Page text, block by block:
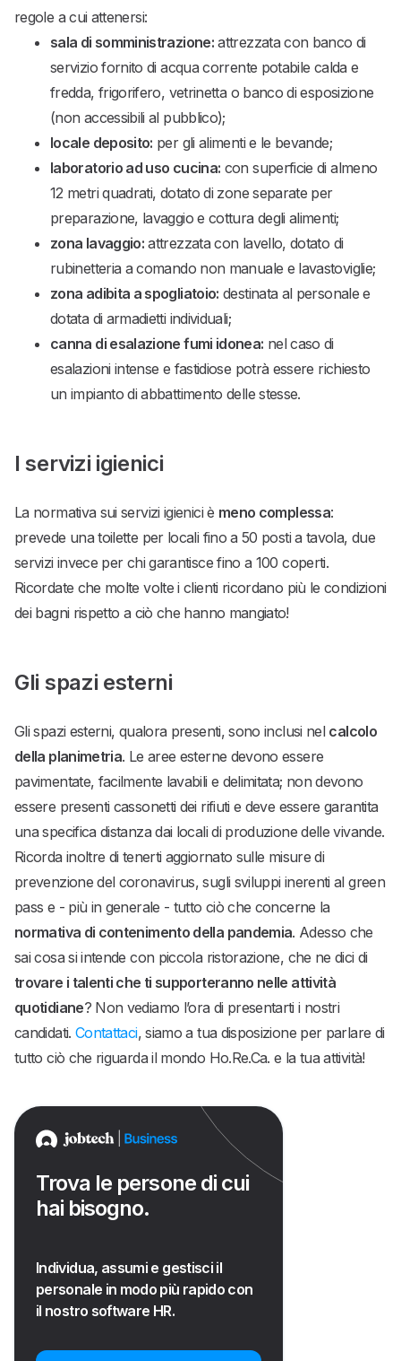
regole a cui attenersi:
sala di somministrazione: attrezzata con banco di
servizio fornito di acqua corrente potabile calda e
fredda, frigorifero, vetrinetta o banco di esposizione
(non accessibili al pubblico);
locale deposito: per gli alimenti e le bevande;
laboratorio ad uso cucina: con superficie di almeno
12 metri quadrati, dotato di zone separate per
preparazione, lavaggio e cottura degli alimenti;
zona lavaggio: attrezzata con lavello, dotato di
rubinetteria a comando non manuale e lavastoviglie;
zona adibita a spogliatoio: destinata al personale e
dotata di armadietti individuali;
canna di esalazione fumi idonea: nel caso di
esalazioni intense e fastidiose potrà essere richiesto
un impianto di abbattimento delle stesse.
I servizi igienici
La normativa sui servizi igienici è meno complessa:
prevede una toilette per locali fino a 50 posti a tavola, due
servizi invece per chi garantisce fino a 100 coperti.
Ricordate che molte volte i clienti ricordano più le condizioni
dei bagni rispetto a ciò che hanno mangiato!
Gli spazi esterni
Gli spazi esterni, qualora presenti, sono inclusi nel calcolo
della planimetria. Le aree esterne devono essere
pavimentate, facilmente lavabili e delimitata; non devono
essere presenti cassonetti dei rifiuti e deve essere garantita
una specifica distanza dai locali di produzione delle vivande.
Ricorda inoltre di tenerti aggiornato sulle misure di
prevenzione del coronavirus, sugli sviluppi inerenti al green
pass e - più in generale - tutto ciò che concerne la
normativa di contenimento della pandemia. Adesso che
sai cosa si intende con piccola ristorazione, che ne dici di
trovare i talenti che ti supporteranno nelle attività
quotidiane? Non vediamo l’ora di presentarti i nostri
candidati. Contattaci, siamo a tua disposizione per parlare di
tutto ciò che riguarda il mondo Ho.Re.Ca. e la tua attività!
Trova le persone di cui
hai bisogno.
Individua, assumi e gestisci il
personale in modo più rapido con
il nostro software HR.